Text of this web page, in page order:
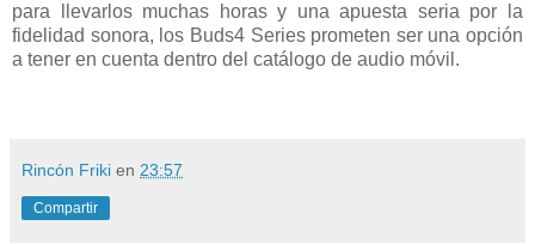
para llevarlos muchas horas y una apuesta seria por la
fidelidad sonora, los Buds4 Series prometen ser una opción
a tener en cuenta dentro del catálogo de audio móvil.
Rincón Friki en 23:57
Compartir